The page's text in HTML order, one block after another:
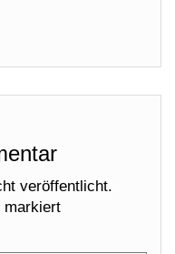
veröffentlicht.
markiert